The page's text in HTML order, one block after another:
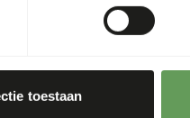
toestaan